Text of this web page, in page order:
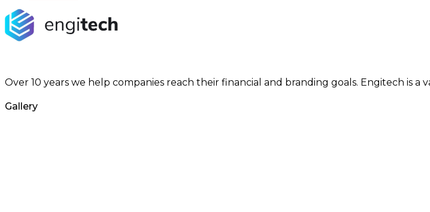
Over 10 years we help companies reach their financial and branding goals. Engitech is
Gallery